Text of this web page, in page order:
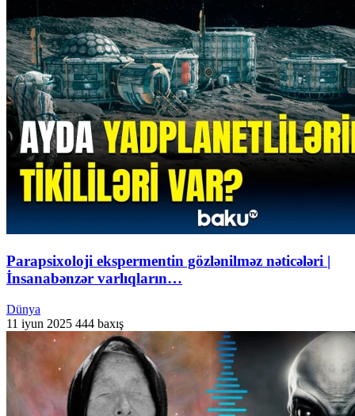
Parapsixoloji ekspermentin gözlənilməz nəticələri |
İnsanabənzər varlıqların…
Dünya
11 iyun 2025 444 baxış